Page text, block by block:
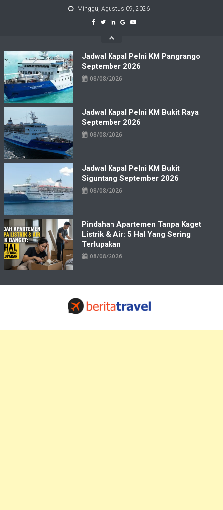
Minggu, Agustus 09, 2026
Jadwal Kapal Pelni KM Pangrango
September 2026
08/08/2026
Jadwal Kapal Pelni KM Bukit Raya
September 2026
08/08/2026
Jadwal Kapal Pelni KM Bukit
Siguntang September 2026
08/08/2026
Pindahan Apartemen Tanpa Kaget
Listrik & Air: 5 Hal Yang Sering
Terlupakan
08/08/2026
Travelbiz